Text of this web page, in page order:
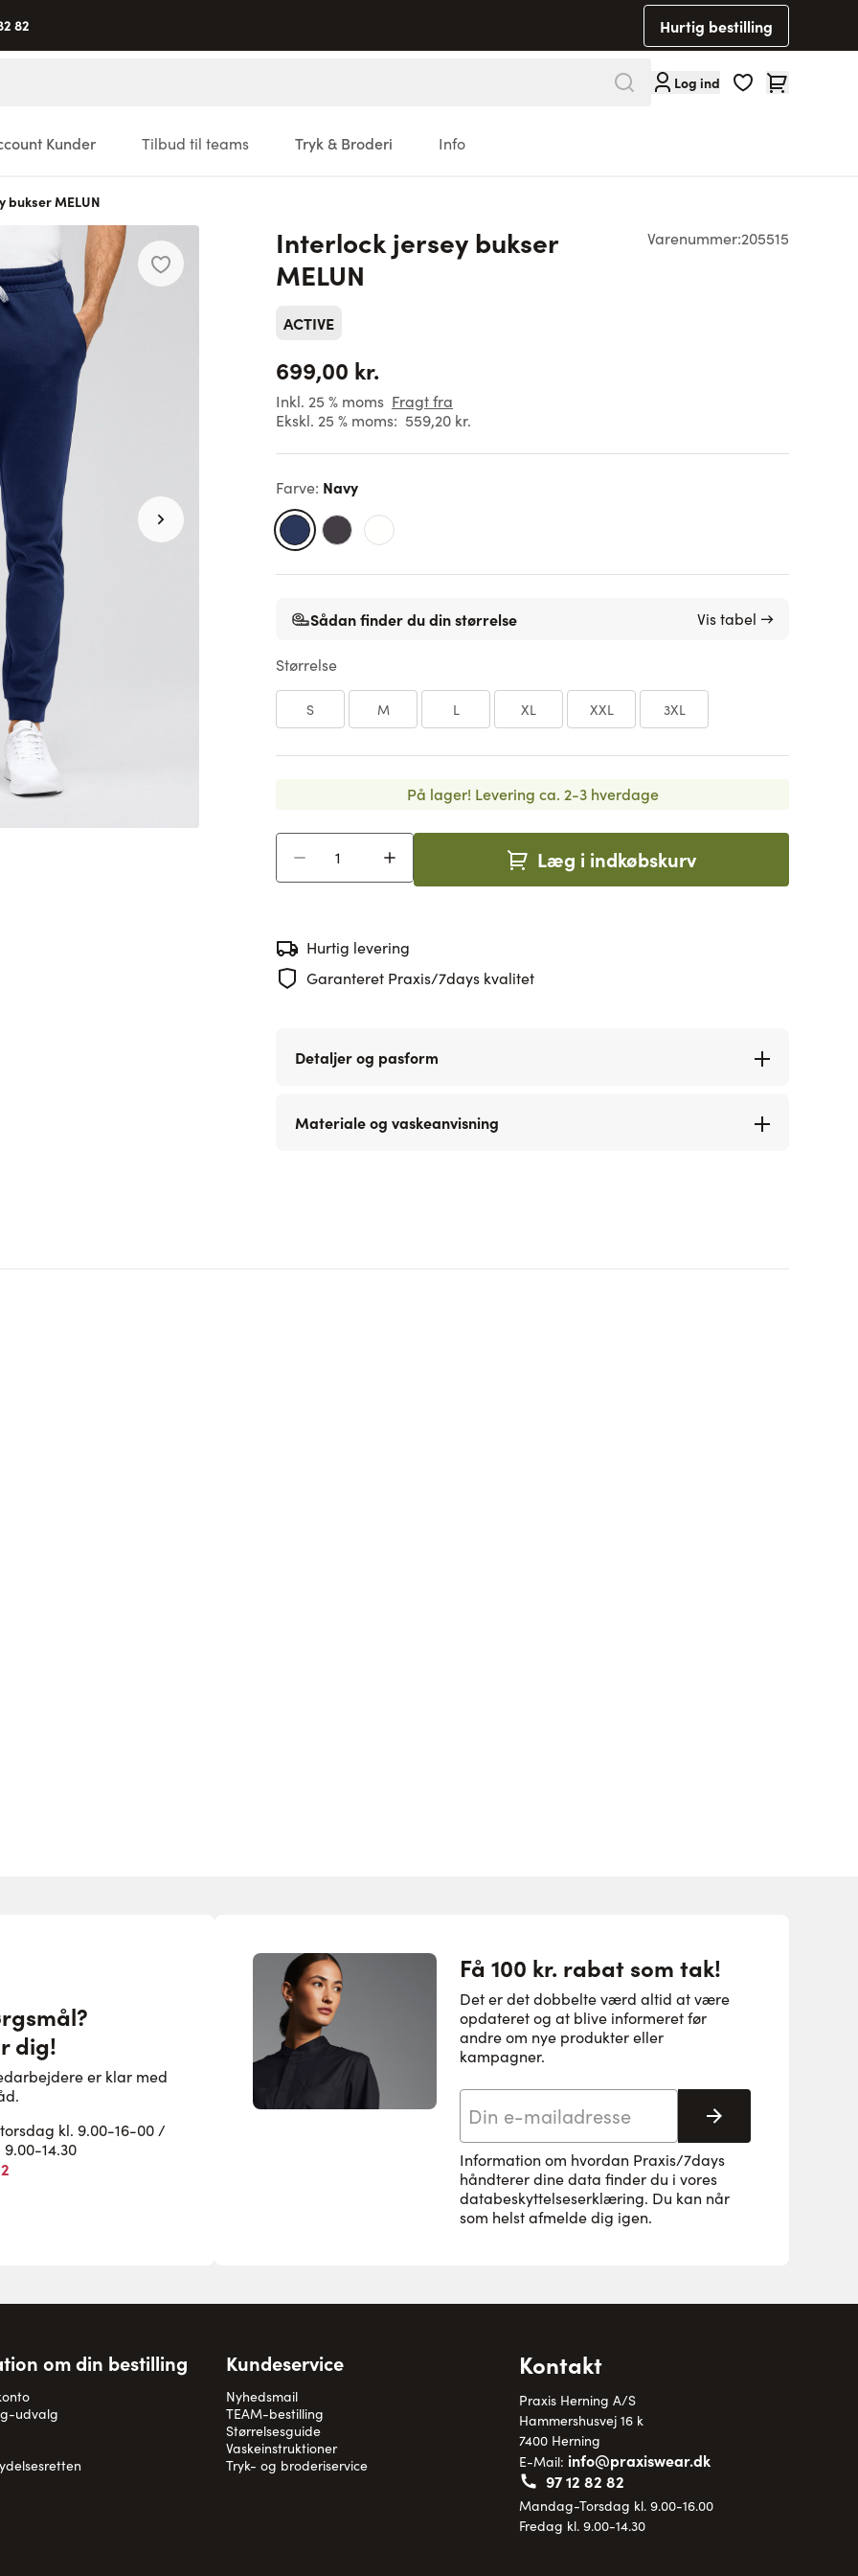
82 Hurtig bestilling
Log ind Cart
Kunder Tilbud til teams Tryk & Broderi Info
bukser MELUN
Varenummer:205515
Interlock jersey bukser
MELUN
ACTIVE
699,00 kr.
Inkl. 25 % moms Fragt fra
Ekskl. 25 % moms: 559,20 kr.
Farve: Navy
Sådan finder du din størrelse Vis tabel →
Størrelse
S M L XL XXL 3XL
På lager! Levering ca. 2-3 hverdage
Læg i indkøbskurv
Hurtig levering
Garanteret Praxis/7days kvalitet
Detaljer og pasform
Materiale og vaskeanvisning
the tab key. You can skip the carousel or go straight to carousel navigation using the skip links.
dig!
er klar med
kl. 9.00-16-00 /
14.30
Få 100 kr. rabat som tak!
Det er det dobbelte værd altid at være
opdateret og at blive informeret før
andre om nye produkter eller
kampagner.
Tilmeld her
Information om hvordan Praxis/7days
håndterer dine data finder du i vores
databeskyttelseserklæring. Du kan når
som helst afmelde dig igen.
om din bestilling
udvalg
Kundeservice
Nyhedsmail
TEAM-bestilling
Størrelsesguide
Vaskeinstruktioner
Tryk- og broderiservice
Kontakt
Praxis Herning A/S
Hammershusvej 16 k
7400 Herning
E-Mail: info@praxiswear.dk
97 12 82 82
Mandag-Torsdag kl. 9.00-16.00
Fredag kl. 9.00-14.30